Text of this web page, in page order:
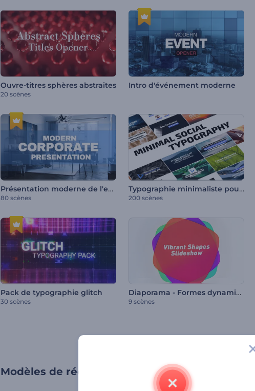
Ouvre-titres sphères abstraites
20 scènes
Intro d'événement moderne
Présentation moderne de l'entreprise
80 scènes
Typographie minimaliste pour les réseaux sociaux
200 scènes
Pack de typographie glitch
30 scènes
Diaporama - Formes dynamiques
9 scènes
Modèles de récapitulation par Renderforest